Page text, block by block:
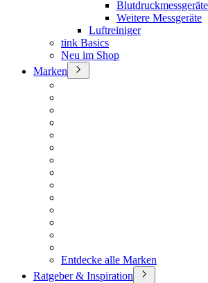
Blutdruckmessgeräte
Weitere Messgeräte
Luftreiniger
tink Basics
Neu im Shop
Marken
Entdecke alle Marken
Ratgeber & Inspiration